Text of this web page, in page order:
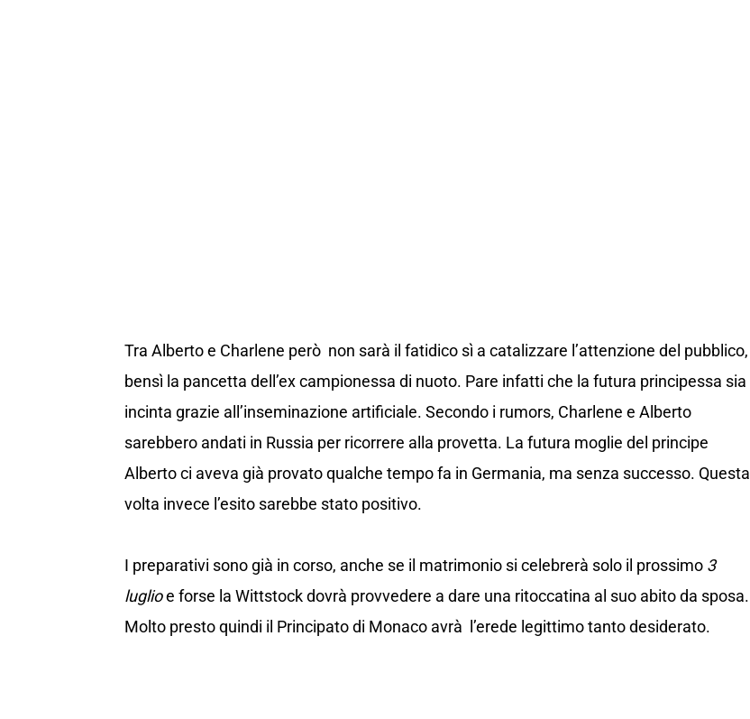
Tra Alberto e Charlene però non sarà il fatidico sì a catalizzare l’attenzione del pubblico,
bensì la pancetta dell’ex campionessa di nuoto. Pare infatti che la futura principessa sia
incinta grazie all’inseminazione artificiale. Secondo i rumors, Charlene e Alberto
sarebbero andati in Russia per ricorrere alla provetta. La futura moglie del principe
Alberto ci aveva già provato qualche tempo fa in Germania, ma senza successo. Questa
volta invece l’esito sarebbe stato positivo.
I preparativi sono già in corso, anche se il matrimonio si celebrerà solo il prossimo 3
luglioe forse la Wittstock dovrà provvedere a dare una ritoccatina al suo abito da sposa.
Molto presto quindi il Principato di Monaco avrà l’erede legittimo tanto desiderato.